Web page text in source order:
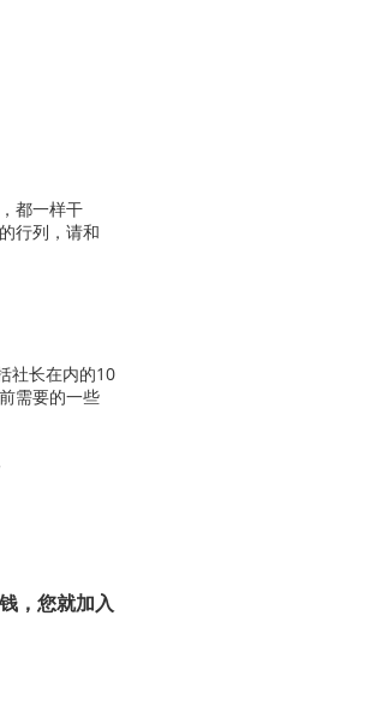
都一样干
行列，请和
社长在内的10
需要的一些
，您就加入